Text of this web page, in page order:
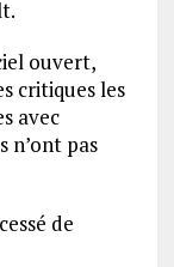
ouvert,
critiques les
avec
n’ont pas
de